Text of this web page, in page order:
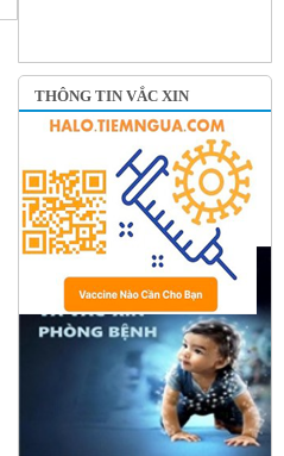
THÔNG TIN VẮC XIN